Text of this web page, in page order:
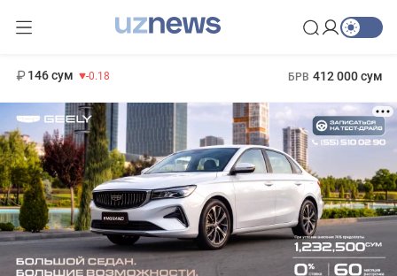
146 сум -0.18 БРВ 412 000 сум